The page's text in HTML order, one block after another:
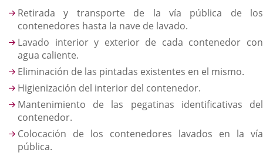
Retirada y transporte de la vía pública de los
contenedores hasta la nave de lavado.
Lavado interior y exterior de cada contenedor con
agua caliente.
Eliminación de las pintadas existentes en el mismo.
Higienización del interior del contenedor.
Mantenimiento de las pegatinas identificativas del
contenedor.
Colocación de los contenedores lavados en la vía
pública.